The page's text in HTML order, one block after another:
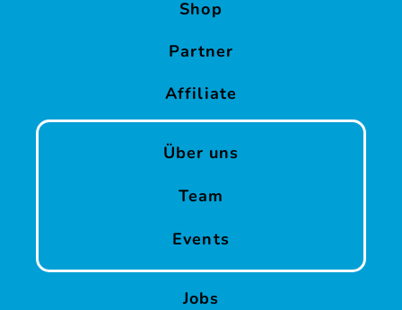
Shop
Partner
Affiliate
Über uns
Team
Events
Jobs